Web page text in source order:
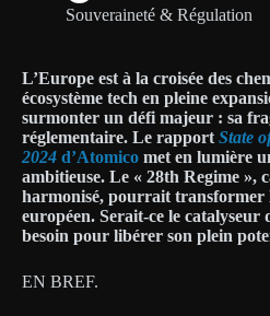
Souveraineté & Régulation
L’Europe est à la croisée des
écosystème tech en pleine
surmonter un défi majeur : sa
réglementaire. Le rapport State
2024 d’Atomico met en lumière
ambitieuse. Le « 28th Regime »,
harmonisé, pourrait transformer
européen. Serait-ce le catalyseur
besoin pour libérer son plein
EN BREF.